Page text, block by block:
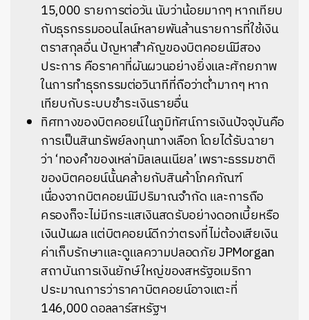
15,000 รายการต่อวัน นับว่าน้อยมากๆ หากเทียบ
กับธุรกรรมออนไลน์หลายพันล้านรายการที่ใช้เงิน
ตราสกุลอื่น ปัญหาสำคัญของบิตคอยน์มีสอง
ประการ คือราคาที่ผันผวนอย่างยิ่งและศักยภาพ
ในการทำธุรกรรมต่อวินาทีที่ถือว่าต่ำมากๆ หาก
เทียบกับระบบชำระเงินรายอื่น
ทิศทางของบิตคอยน์ในภูมิทัศน์การเงินปัจจุบันคือ
การเป็นสินทรัพย์ลงทุนทางเลือก โดยได้รับฉายา
ว่า ‘ทองคำของเหล่ามิลเลนเนียล’ เพราะธรรมชาติ
ของบิตคอยน์นั้นคล้ายกับสินค้าโภคภัณฑ์
เนื่องจากบิตคอยน์มีปริมาณจำกัด และการถือ
ครองก็จะไม่มีกระแสเงินสดรับอย่างดอกเบี้ยหรือ
เงินปันผล แต่บิตคอยน์ดีกว่าตรงที่ไม่ต้องเสียเงิน
ค่าเก็บรักษาและดูแลความปลอดภัย JPMorgan
สถาบันการเงินยักษ์ใหญ่ของสหรัฐอเมริกา
ประมาณการว่าราคาบิตคอยน์อาจแตะที่
146,000 ดอลลาร์สหรัฐฯ